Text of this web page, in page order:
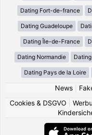
Dating Fort-de-france
Dating Guadeloupe
Dating Île-de-France
Dating Normandie
Dating Pays de la Loire
News|
Cookies & DSGVO